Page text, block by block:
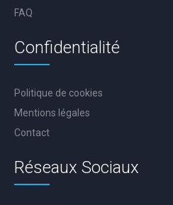
FAQ
Confidentialité
Politique de cookies
Mentions légales
Contact
Réseaux Sociaux